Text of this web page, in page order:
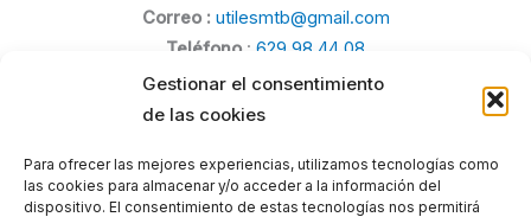
Gestionar el consentimiento
de las cookies
Para ofrecer las mejores experiencias, utilizamos tecnologías como
las cookies para almacenar y/o acceder a la información del
dispositivo. El consentimiento de estas tecnologías nos permitirá
Correo : utilesmtb@gmail.com
Teléfono: 629 98 44 08
Politica de Privacidad